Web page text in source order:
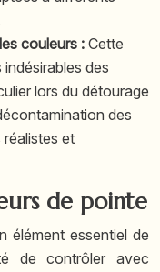
couleurs : Cette
des
lors du détourage
des
et
de pointe
élément essentiel de
de contrôler avec